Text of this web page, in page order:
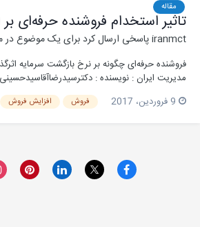
مقاله
تاثیر استخدام فروشنده حرفه‌ای
iranmctپاسخی ارسال کرد برای یک موضوع در
فروشنده حرفه‌ای چگونه بر نرخ بازگشت سرمایه
مدیریت ایران : نویسنده : دکترسیدرضاآقاسیدحسینی
9 فروردین، 2017 فروش افزایش فروش (و 1 مورد دیگر)